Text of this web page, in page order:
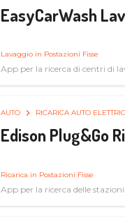
EasyCarWash
Lavaggio in Postazioni Fisse
App per la ricerca di centri di
AUTO RICARICA AUTO
Edison Plug&Go
Ricarica in Postazioni Fisse
App per la ricerca delle